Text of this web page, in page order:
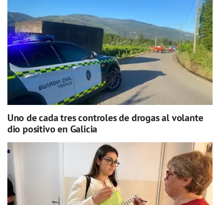
Uno de cada tres controles de drogas al volante
dio positivo en Galicia